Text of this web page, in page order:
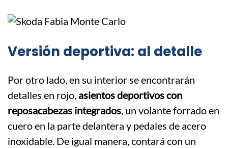
Versión deportiva: al detalle
Por otro lado, en su interior se encontrarán
detalles en rojo, asientos deportivos con
reposacabezas integrados, un volante forrado en
cuero en la parte delantera y pedales de acero
inoxidable. De igual manera, contará con un